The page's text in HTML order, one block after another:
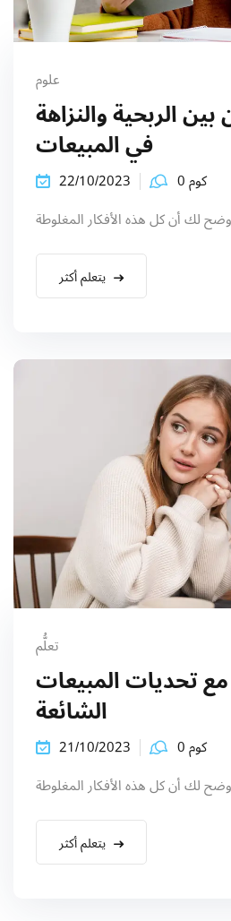
علوم
الربحية والنزاهة
في المبيعات
22/10/2023
كوم 0
يتعلم أكثر
تعلُّم
تحديات المبيعات
الشائعة
21/10/2023
كوم 0
يتعلم أكثر